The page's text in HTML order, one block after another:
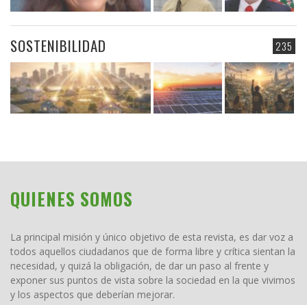
235
SOSTENIBILIDAD
QUIENES SOMOS
La principal misión y único objetivo de esta revista, es dar voz a
todos aquellos ciudadanos que de forma libre y crítica sientan la
necesidad, y quizá la obligación, de dar un paso al frente y
exponer sus puntos de vista sobre la sociedad en la que vivimos
y los aspectos que deberían mejorar.